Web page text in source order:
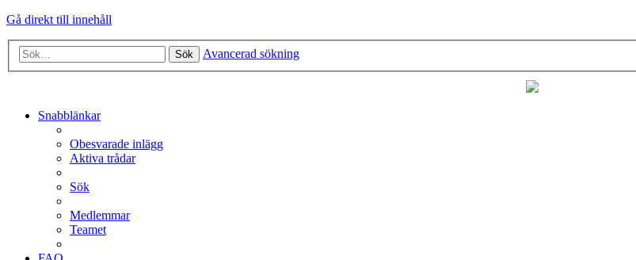
Gå direkt till innehåll
Sök Avancerad sökning
Snabblänkar
Obesvarade inlägg
Aktiva trådar
Sök
Medlemmar
Teamet